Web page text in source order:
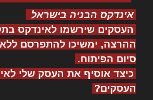
אינדקס הבניה בישראל
העסקים שירשמו לאינדקס
ההרצה, ימשיכו להתפרסם
סיום הפיתוח.
כיצד אוסיף את העסק שלי
העסקים?